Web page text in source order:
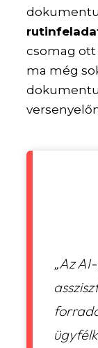
csomag ott
ma még
„Az